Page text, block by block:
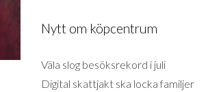
Nytt om köpcentrum
Väla slog besöksrekord i juli
Digital skattjakt ska locka familjer